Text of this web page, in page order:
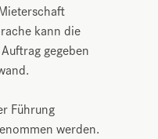
kann die
gegeben
Führung
werden.